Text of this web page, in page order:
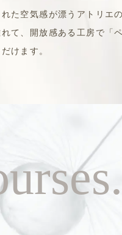
た空気感が漂うアトリエ
て、開放感ある工房で「
けます。